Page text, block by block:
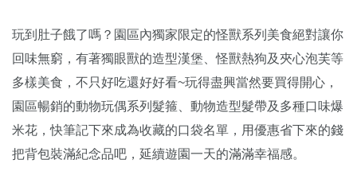
玩到肚子餓了嗎？園區內獨家限定的怪獸系列美食絕對讓你
回味無窮，有著獨眼獸的造型漢堡、怪獸熱狗及夾心泡芙等
多樣美食，不只好吃還好好看~玩得盡興當然要買得開心，
園區暢銷的動物玩偶系列髮箍、動物造型髮帶及多種口味爆
米花，快筆記下來成為收藏的口袋名單，用優惠省下來的錢
把背包裝滿紀念品吧，延續遊園一天的滿滿幸福感。